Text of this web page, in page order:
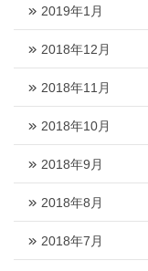
2019年1月
2018年12月
2018年11月
2018年10月
2018年9月
2018年8月
2018年7月